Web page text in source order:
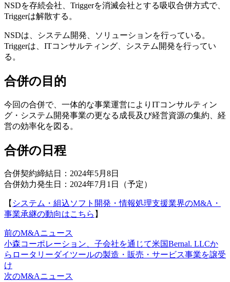
NSDを存続会社、Triggerを消滅会社とする吸収合併方式で、
Triggerは解散する。
NSDは、システム開発、ソリューションを行っている。
Triggerは、ITコンサルティング、システム開発を行ってい
る。
合併の目的
今回の合併で、一体的な事業運営によりITコンサルティン
グ・システム開発事業の更なる成長及び経営資源の集約、経
営の効率化を図る。
合併の日程
合併契約締結日：2024年5月8日
合併効力発生日：2024年7月1日（予定）
【 システム・組込ソフト開発・情報処理支援業界のM&A・
事業承継の動向はこちら 】
前のM&Aニュース
小森コーポレーション、子会社を通じて米国Bernal. LLCか
らロータリーダイツールの製造・販売・サービス事業を譲受
け
次のM&Aニュース